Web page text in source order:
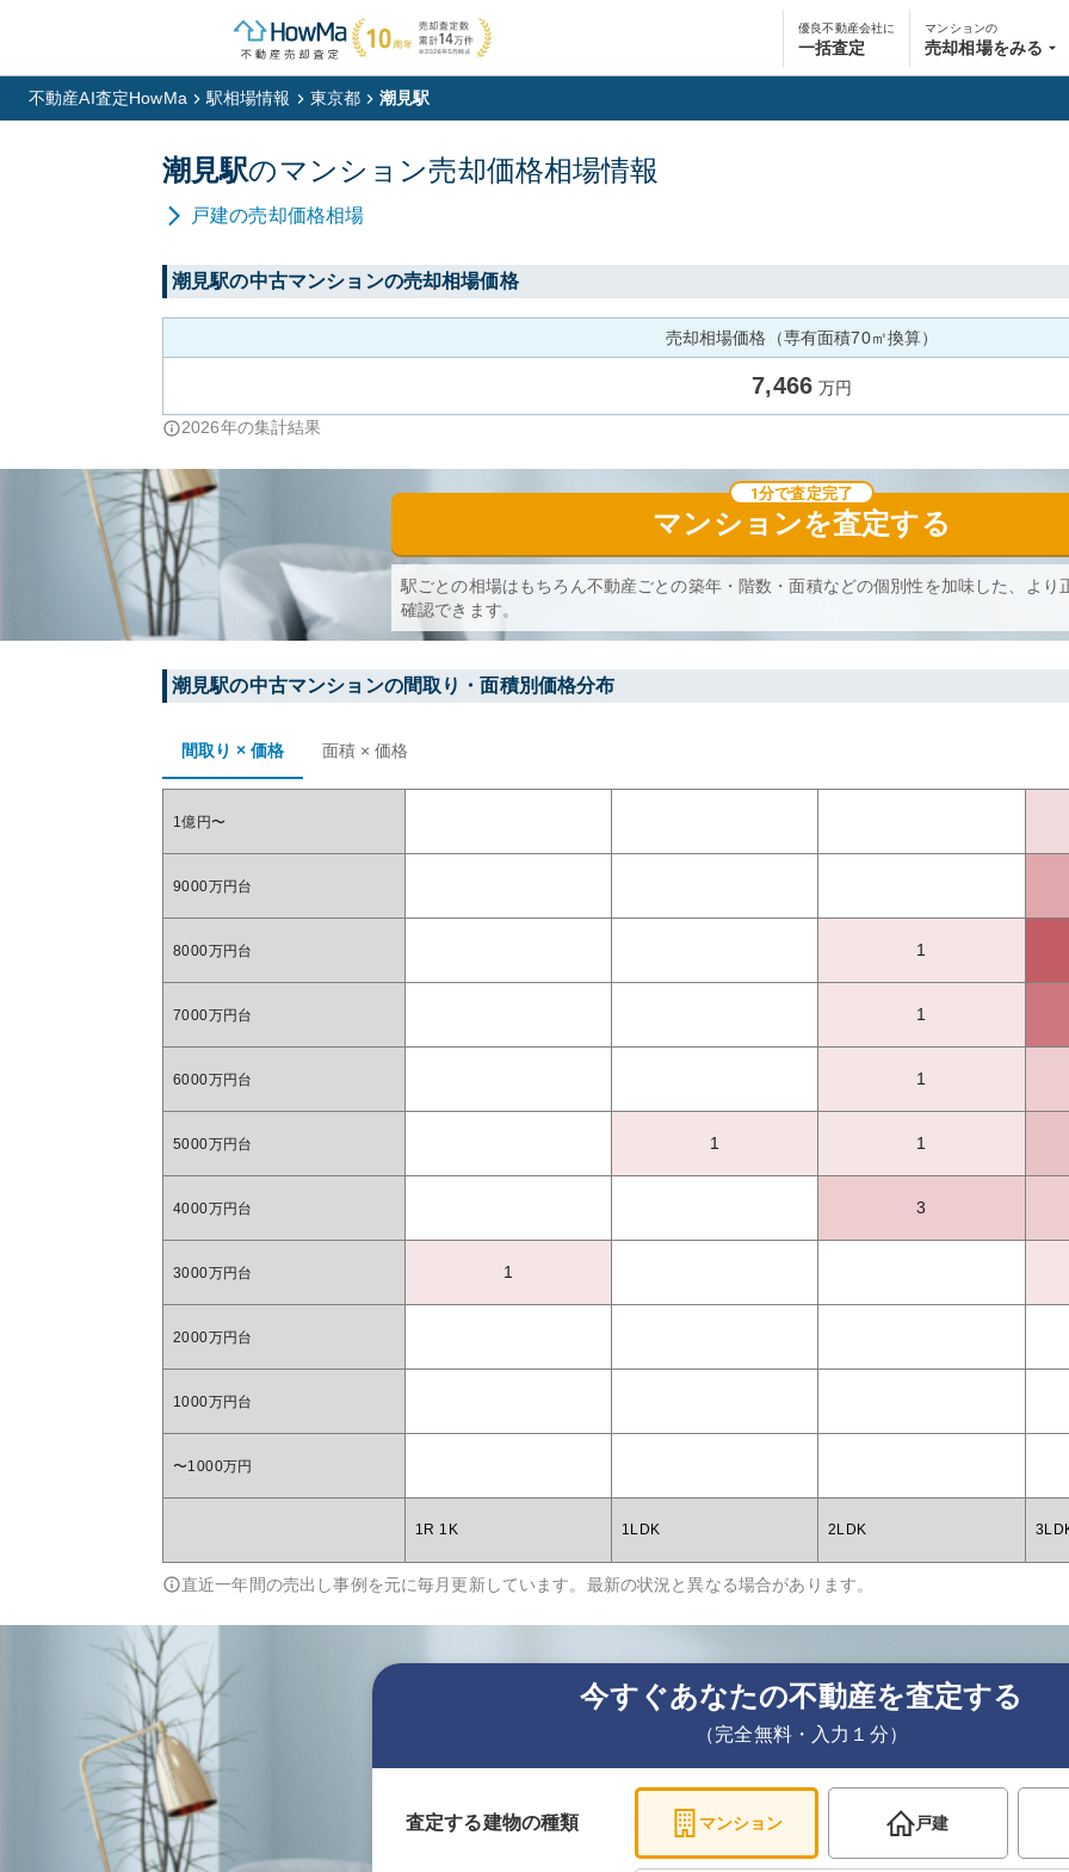
優良不動産会社に
一括査定
マンションの
売却相場をみる
不動産AI査定HowMa 駅相場情報 東京都 潮見駅
潮見駅のマンション売却価格相場情報
戸建の売却価格相場
潮見駅の中古マンションの売却相場価格
売却相場価格（専有面積70㎡換算）
7,466 万円
2026年の集計結果
マンションを査定する
1分で査定完了
駅ごとの相場はもちろん不動産ごとの築年・階数・面積などの個別性を加味した、より
確認できます。
潮見駅の中古マンションの間取り・面積別価格分布
間取り × 価格 面積 × 価格
1億円〜
9000万円台
8000万円台 1
7000万円台 1
6000万円台 1
5000万円台 1 1
4000万円台 3
3000万円台 1
2000万円台
1000万円台
〜1000万円
1R 1K 1LDK 2LDK
直近一年間の売出し事例を元に毎月更新しています。最新の状況と異なる場合があります。
今すぐあなたの不動産を査定する
（完全無料・入力１分）
査定する建物の種類 マンション 戸建